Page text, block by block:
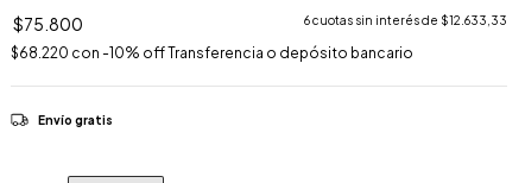
$75.800 6cuotas sin interés de $12.633,33
$68.220 con -10% off Transferencia o depósito bancario
Envío gratis